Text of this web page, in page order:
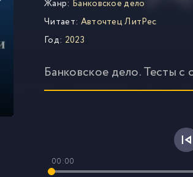
Жанр: Банковское дело
Читает: Авточтец ЛитРес
Год: 2023
Банковское дело. Тесты
00:00